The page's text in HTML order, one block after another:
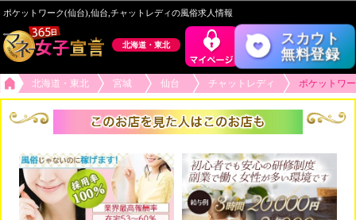
ポケットワーク(仙台),仙台,チャットレディの風俗求人情報
北海道・東北 スカウト
無料登録
北海道・東北 宮城 仙台 チャットレディ ポケットワ